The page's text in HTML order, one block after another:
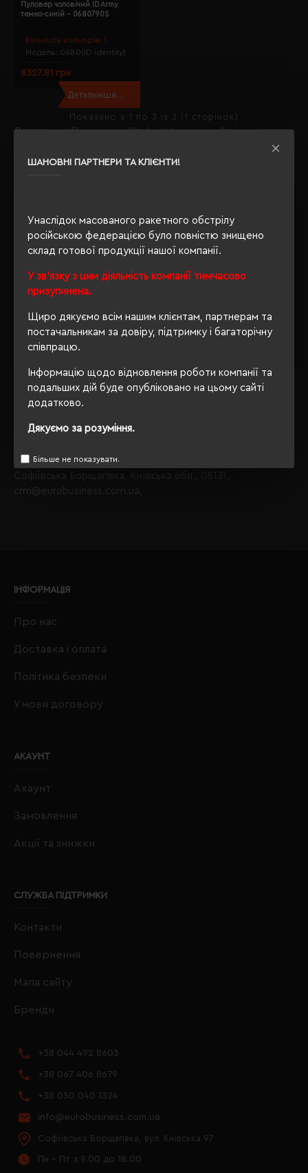
ШАНОВНІ ПАРТНЕРИ ТА КЛІЄНТИ!
Унаслідок масованого ракетного обстрілу
російською федерацією було повністю знищено
склад готової продукції нашої компанії.
У зв'язку з цим діяльність компанії тимчасово
призупинена.
Щиро дякуємо всім нашим клієнтам, партнерам та
постачальникам за довіру, підтримку і багаторічну
співпрацю.
Інформацію щодо відновлення роботи компанії та
подальших дій буде опубліковано на цьому сайті
додатково.
Дякуємо за розуміння.
Більше не показувати.
Де купити Пуловери ID identity; оптом?
Якщо Ви задавали собі таке питання, то Ви правильно
На даний момент у нас є, що Вам запропонувати в
категорії Пуловери.
Пуловери
виробника ID identity;
Звертаємо Вашу увагу, що з таким набором параметрів,
Також Ви можете зателефонувати нам по телефону
+380444928603
варіант.
Обираючи продукцію в нашому інтернет-магазині, Ви
ми завжди будемо раді бачити Вас знову.
Завжди Ваш"Євробізнес Україна"
Софіївська Борщагівка, Київська обл., 08131,
crm@eurobusiness.com.ua,
Кількість кольорів: 1
Модель: 0680(ID identity)
Пуловер чоловічий ID Army
темно-синій - 0680790S
8327.81 грн
Детальніше...
Показано з 1 по 3 із 3 (1 сторінок)
ІНФОРМАЦІЯ
Про нас
Доставка і оплата
Політика безпеки
Умови договору
АКАУНТ
Акаунт
Замовлення
Акції та знижки
СЛУЖБА ПІДТРИМКИ
Контакти
Повернення
Мапа сайту
Бренди
+38 044 492 8603
+38 067 406 8679
+38 050 040 1324
info@eurobusiness.com.ua
Софіївська Борщагівка, вул. Київська 97
Пн - Пт з 9.00 до 18.00